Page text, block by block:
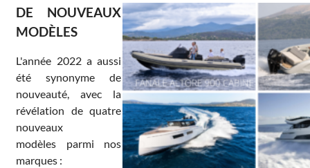
DE NOUVEAUX
MODÈLES
L'année 2022 a aussi
été synonyme de
nouveauté, avec la
révélation de quatre
nouveaux
modèles parmi nos
marques :